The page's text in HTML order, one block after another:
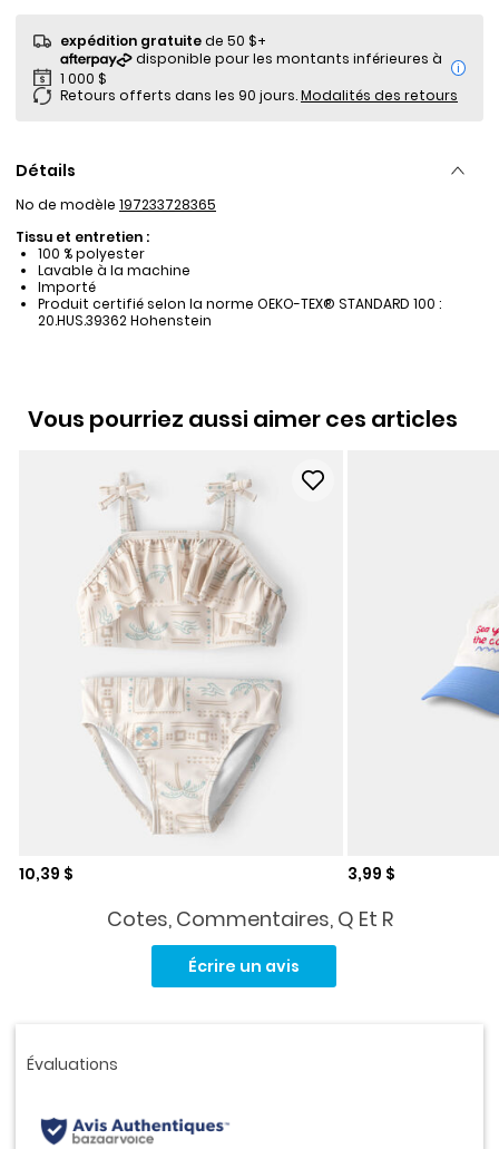
expédition gratuitede 50 $+
i
Retours offerts dans les 90 jours.Modalités des retours
Détails
No de modèle 197233728365
Tissu et entretien :
100 % polyester
Lavable à la machine
Importé
Produit certifié selon la norme OEKO-TEX® STANDARD 100 :
20.HUS.39362 Hohenstein
Vous pourriez aussi aimer ces articles
Prix de solde
10,39 $ Prix de solde
3,99 $
Cotes, Commentaires, Q Et R
la
Écrire un avis